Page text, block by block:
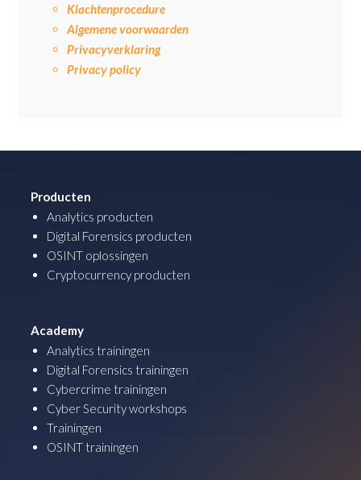
Klachtenprocedure
Algemene voorwaarden
Privacyverklaring
Privacy policy
Producten
Analytics producten
Digital Forensics producten
OSINT oplossingen
Cryptocurrency producten
Academy
Analytics trainingen
Digital Forensics trainingen
Cybercrime trainingen
Cyber Security workshops
Trainingen
OSINT trainingen